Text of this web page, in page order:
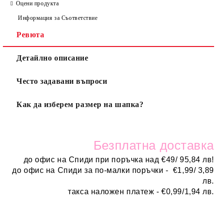
Оцени продукта
Информация за Съответствие
Ревюта
Детайлно описание
Често задавани въпроси
Как да изберем размер на шапка?
Безплатна доставка
до офис на Спиди при поръчка над€49/ 95,84 лв!
до офис на Спиди за по-малки поръчки - €1,99/ 3,89
лв.
такса наложен платеж -€0,99/1,94 лв.